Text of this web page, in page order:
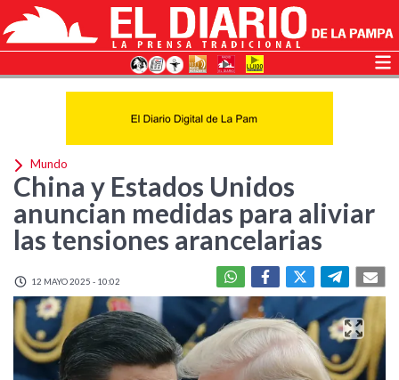
Mundo
China y Estados Unidos
anuncian medidas para aliviar
las tensiones arancelarias
12 MAYO 2025 - 10:02